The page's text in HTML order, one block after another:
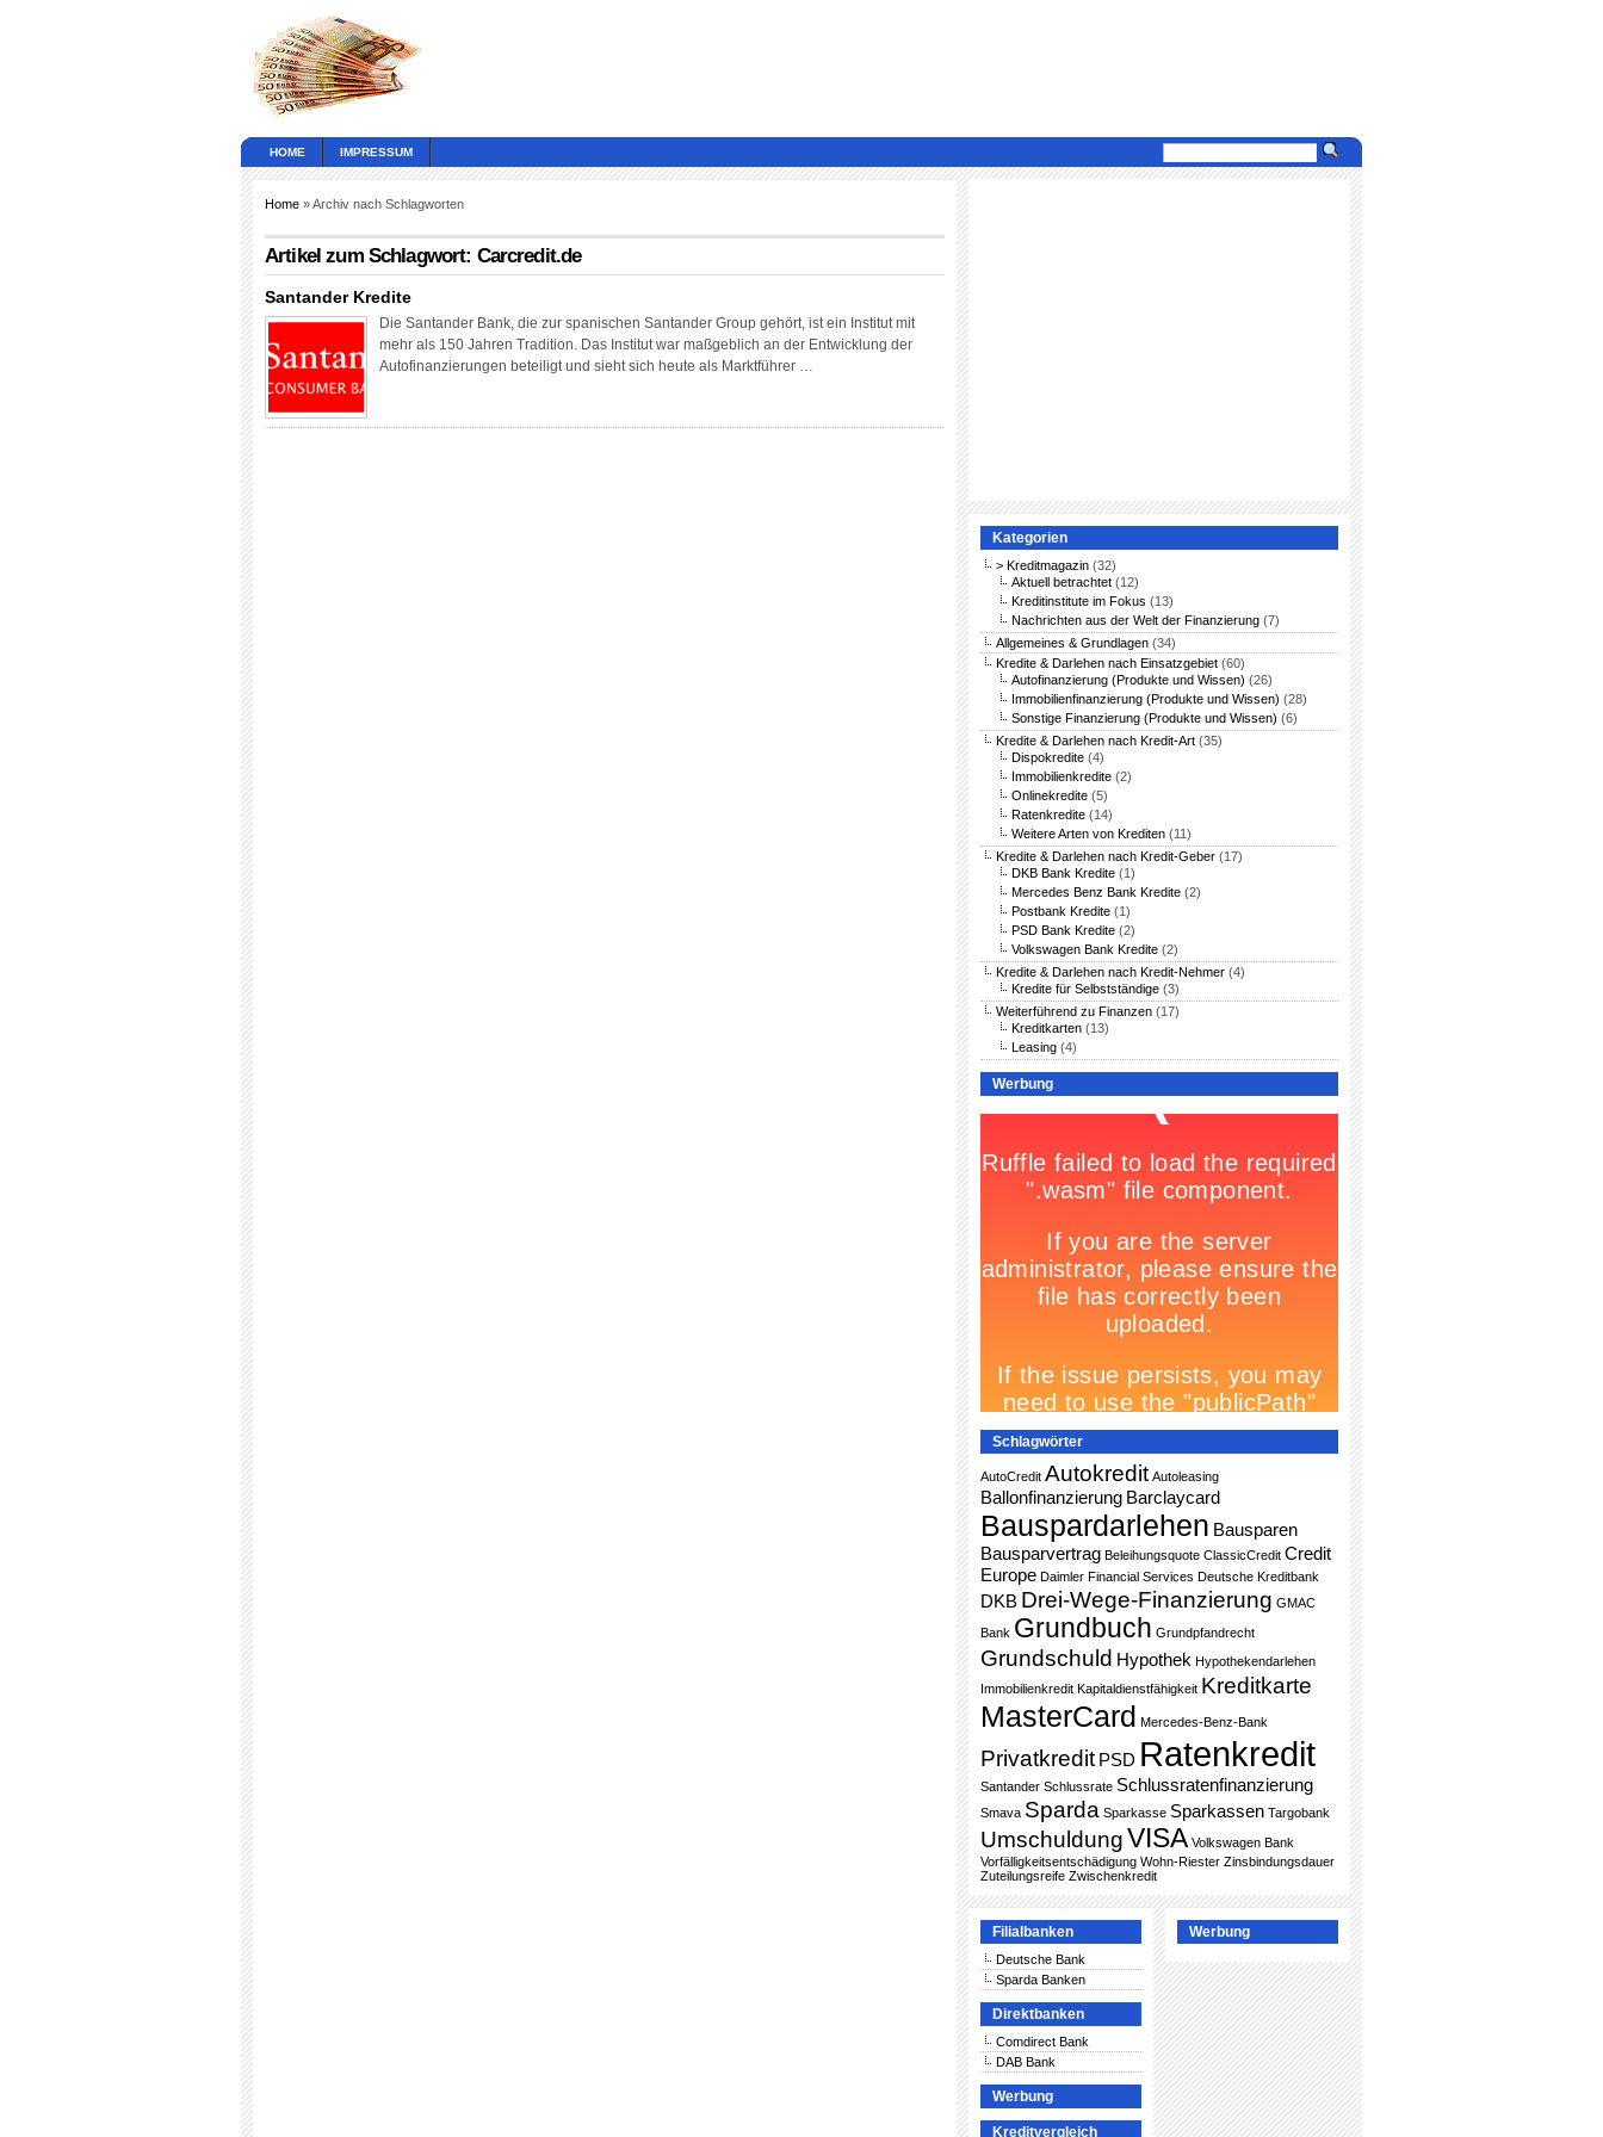
HOME IMPRESSUM
Home » Archiv nach Schlagworten
Artikel zum Schlagwort: Carcredit.de
Santander Kredite
Die Santander Bank, die zur spanischen Santander Group gehört, ist ein Institut mit
mehr als 150 Jahren Tradition. Das Institut war maßgeblich an der Entwicklung der
Autofinanzierungen beteiligt und sieht sich heute als Marktführer …
Kategorien
> Kreditmagazin (32)
Aktuell betrachtet (12)
Kreditinstitute im Fokus (13)
Nachrichten aus der Welt der Finanzierung (7)
Allgemeines & Grundlagen (34)
Kredite & Darlehen nach Einsatzgebiet (60)
Autofinanzierung (Produkte und Wissen) (26)
Immobilienfinanzierung (Produkte und Wissen) (28)
Sonstige Finanzierung (Produkte und Wissen) (6)
Kredite & Darlehen nach Kredit-Art (35)
Dispokredite (4)
Immobilienkredite (2)
Onlinekredite (5)
Ratenkredite (14)
Weitere Arten von Krediten (11)
Kredite & Darlehen nach Kredit-Geber (17)
DKB Bank Kredite (1)
Mercedes Benz Bank Kredite (2)
Postbank Kredite (1)
PSD Bank Kredite (2)
Volkswagen Bank Kredite (2)
Kredite & Darlehen nach Kredit-Nehmer (4)
Kredite für Selbstständige (3)
Weiterführend zu Finanzen (17)
Kreditkarten (13)
Leasing (4)
Werbung
Schlagwörter
AutoCredit Autokredit Autoleasing
Ballonfinanzierung Barclaycard
Bauspardarlehen Bausparen
Bausparvertrag Beleihungsquote ClassicCredit Credit
Europe Daimler Financial Services Deutsche Kreditbank
DKB Drei-Wege-Finanzierung GMAC
Bank Grundbuch Grundpfandrecht
Grundschuld Hypothek Hypothekendarlehen
Immobilienkredit Kapitaldienstfähigkeit Kreditkarte
MasterCard Mercedes-Benz-Bank
Privatkredit PSD Ratenkredit
Santander Schlussrate Schlussratenfinanzierung
Smava Sparda Sparkasse Sparkassen Targobank
UmschuldungVISA Volkswagen Bank
Vorfälligkeitsentschädigung Wohn-Riester Zinsbindungsdauer
Zuteilungsreife Zwischenkredit
Filialbanken
Deutsche Bank
Sparda Banken
Direktbanken
Comdirect Bank
DAB Bank
Werbung
Kreditvergleich
Werbung